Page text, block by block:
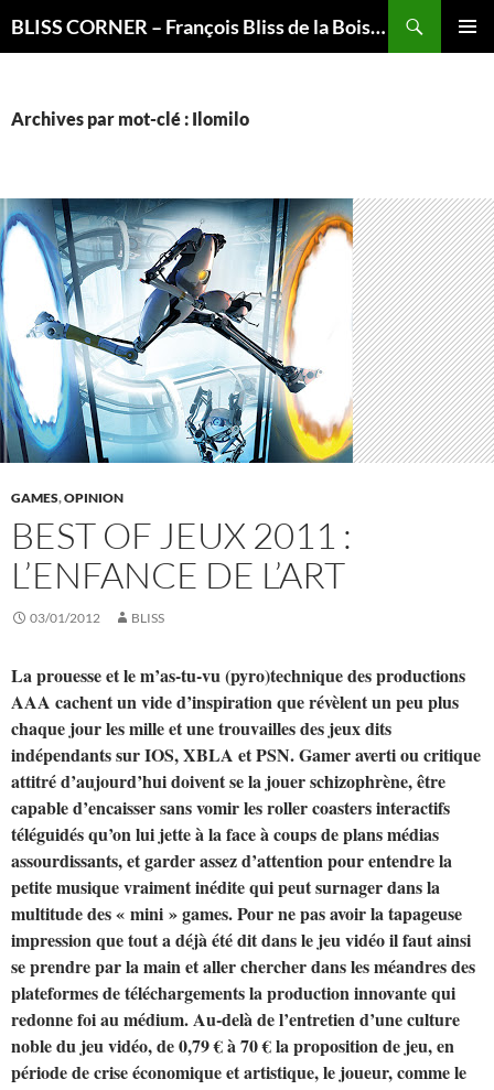
BLISS CORNER – François Bliss de la Boissière is here
Archives par mot-clé : Ilomilo
GAMES,OPINION
BEST OF JEUX 2011 :
L’ENFANCE DE L’ART
03/01/2012 BLISS
La prouesse et le m’as-tu-vu (pyro)technique des productions
AAA cachent un vide d’inspiration que révèlent un peu plus
chaque jour les mille et une trouvailles des jeux dits
indépendants sur IOS, XBLA et PSN. Gamer averti ou critique
attitré d’aujourd’hui doivent se la jouer schizophrène, être
capable d’encaisser sans vomir les roller coasters interactifs
téléguidés qu’on lui jette à la face à coups de plans médias
assourdissants, et garder assez d’attention pour entendre la
petite musique vraiment inédite qui peut surnager dans la
multitude des « mini » games. Pour ne pas avoir la tapageuse
impression que tout a déjà été dit dans le jeu vidéo il faut ainsi
se prendre par la main et aller chercher dans les méandres des
plateformes de téléchargements la production innovante qui
redonne foi au médium. Au-delà de l’entretien d’une culture
noble du jeu vidéo, de 0,79 € à 70 € la proposition de jeu, en
période de crise économique et artistique, le joueur, comme le